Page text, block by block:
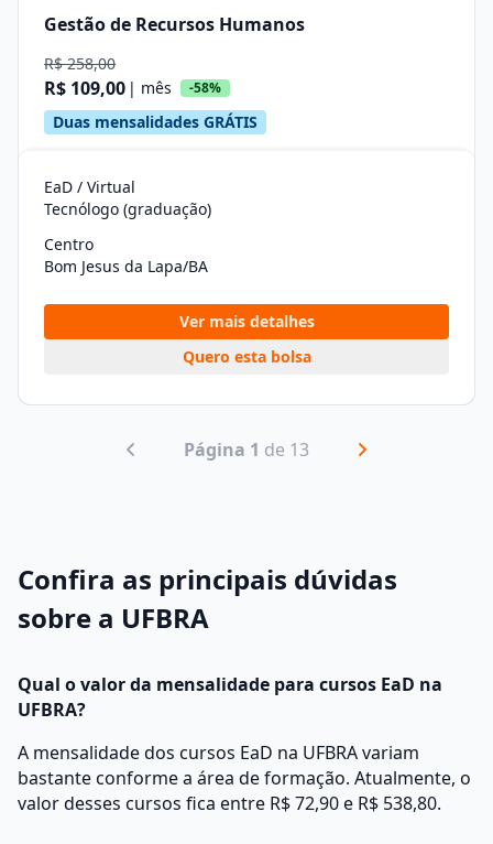
Gestão de Recursos Humanos
R$ 258,00
R$ 109,00 | mês -58%
Duas mensalidades GRÁTIS
EaD / Virtual
Tecnólogo (graduação)
Centro
Bom Jesus da Lapa/BA
Ver mais detalhes
Quero esta bolsa
Página 1 de 13
Confira as principais dúvidas
sobre a UFBRA
Qual o valor da mensalidade para cursos EaD na
UFBRA?
A mensalidade dos cursos EaD na UFBRA variam
bastante conforme a área de formação. Atualmente, o
valor desses cursos fica entre R$ 72,90 e R$ 538,80.